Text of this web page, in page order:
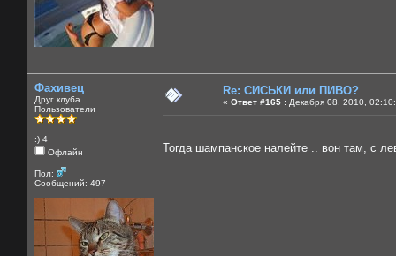
Фахивец
Друг клуба
Пользователи
:) 4
Офлайн
Пол:
Сообщений: 497
Re: СИСЬКИ или ПИВО?
« Ответ #165 : Декабря 08, 2010,
Тогда шампанское налейте .. вон там, с